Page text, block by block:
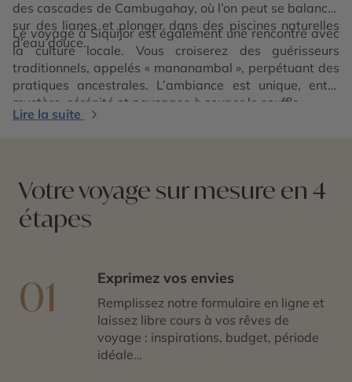
des cascades de Cambugahay, où l’on peut se balancer
sur des lianes et plonger dans des piscines naturelles
d’eau douce.
Le voyage à Siquijor est également une rencontre avec
la culture locale. Vous croiserez des guérisseurs
traditionnels, appelés « mananambal », perpétuant des
pratiques ancestrales. L’ambiance est unique, entre
mystère, sérénité et paysages à couper le souffle.
Lire la suite
Votre voyage sur mesure en 4
étapes
01 Exprimez vos envies
Remplissez notre formulaire en ligne et
laissez libre cours à vos rêves de
voyage : inspirations, budget, période
idéale…